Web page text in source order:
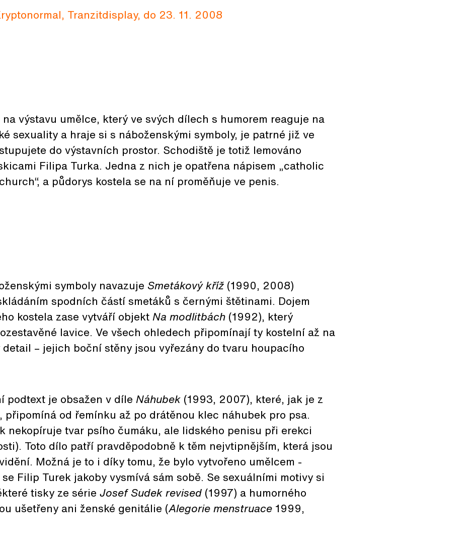
Tranzitdisplay, do 23. 11. 2008
výstavu umělce, který ve svých dílech s humorem reaguje na
sexuality a hraje si s náboženskými symboly, je patrné již ve
do výstavních prostor. Schodiště je totiž lemováno
Filipa Turka. Jedna z nich je opatřena nápisem „catholic
a půdorys kostela se na ní proměňuje ve penis.
symboly navazuje Smetákový kříž (1990, 2008)
spodních částí smetáků s černými štětinami. Dojem
kostela zase vytváří objekt Na modlitbách (1992), který
lavice. Ve všech ohledech připomínají ty kostelní až na
– jejich boční stěny jsou vyřezány do tvaru houpacího
podtext je obsažen v díle Náhubek (1993, 2007), které, jak je z
připomíná od řemínku až po drátěnou klec náhubek pro psa.
nekopíruje tvar psího čumáku, ale lidského penisu při erekci
Toto dílo patří pravděpodobně k těm nejvtipnějším, která jsou
Možná je to i díky tomu, že bylo vytvořeno umělcem -
Filip Turek jakoby vysmívá sám sobě. Se sexuálními motivy si
tisky ze série Josef Sudek revised (1997) a humorného
ušetřeny ani ženské genitálie (Alegorie menstruace 1999,